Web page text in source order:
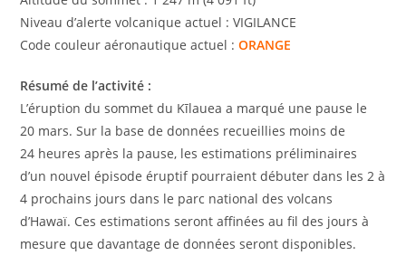
Niveau d’alerte volcanique actuel : VIGILANCE
Code couleur aéronautique actuel :ORANGE
Résumé de l’activité :
L’éruption du sommet du Kīlauea a marqué une pause le
20 mars. Sur la base de données recueillies moins de
24 heures après la pause, les estimations préliminaires
d’un nouvel épisode éruptif pourraient débuter dans les 2 à
4 prochains jours dans le parc national des volcans
d’Hawaï. Ces estimations seront affinées au fil des jours à
mesure que davantage de données seront disponibles.